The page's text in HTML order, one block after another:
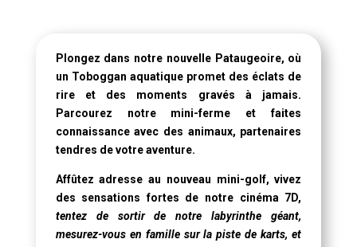
Plongez dans notre nouvelle Pataugeoire, où
un Toboggan aquatiquepromet des éclats de
rire et des moments gravés à jamais.
Parcourez notre mini-ferme et faites
connaissance avec des animaux, partenaires
tendres de votre aventure.
Affûtez adresse au nouveau mini-golf, vivez
des sensations fortes de notre cinéma 7D,
tentez de sortir de notre labyrinthe géant,
mesurez-vous en famille sur la piste de karts, et